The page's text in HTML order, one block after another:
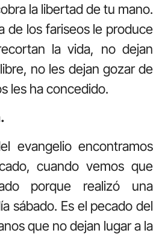
la libertad de tu mano.
de los fariseos le produce
la vida, no dejan
no les dejan gozar de
les ha concedido.
evangelio encontramos
cuando vemos que
porque realizó una
sábado. Es el pecado del
que no dejan lugar a la